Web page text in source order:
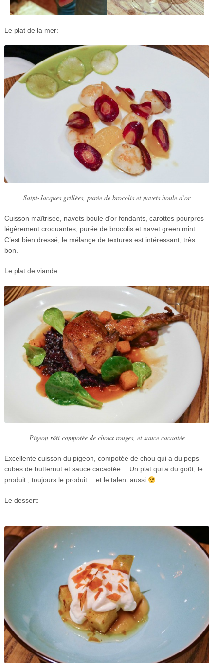
Le plat de la mer:
Saint-Jacques grillées, purée de brocolis et navets boule d’or
Cuisson maîtrisée, navets boule d’or fondants, carottes pourpres
légèrement croquantes, purée de brocolis et navet green mint.
C’est bien dressé, le mélange de textures est intéressant, très
bon.
Le plat de viande:
Pigeon rôti compotée de choux rouges, et sauce cacaotée
Excellente cuisson du pigeon, compotée de chou qui a du peps,
cubes de butternut et sauce cacaotée… Un plat qui a du goût, le
produit , toujours le produit… et le talent aussi
Le dessert: